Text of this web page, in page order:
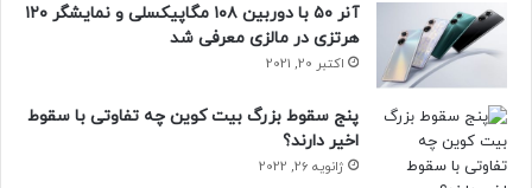
آنر ۵۰ با دوربین ۱۰۸ مگاپیکسلی و نمایشگر ۱۲۰
هرتزی در مالزی معرفی شد
اکتبر 20, 2021
پنج سقوط بزرگ بیت کوین چه تفاوتی با سقوط
اخیر دارند؟
ژانویه 26, 2022